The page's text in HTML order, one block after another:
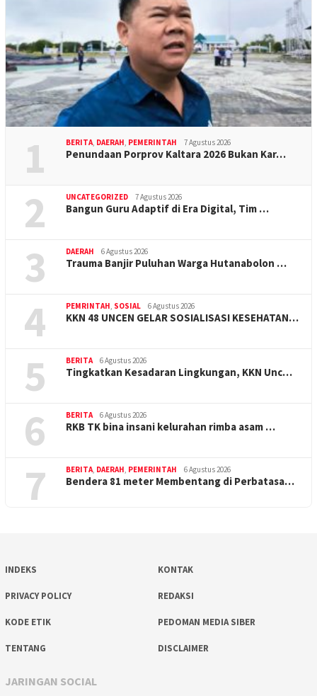
1 BERITA DAERAH PEMERINTAH 7 Agustus 2026
Penundaan Porprov Kaltara 2026 Bukan Kar…
2 UNCATEGORIZED 7 Agustus 2026
Bangun Guru Adaptif di Era Digital, Tim …
3 DAERAH 6 Agustus 2026
Trauma Banjir Puluhan Warga Hutanabolon …
4 PEMRINTAH SOSIAL 6 Agustus 2026
KKN 48 UNCEN GELAR SOSIALISASI KESEHATAN…
5 BERITA 6 Agustus 2026
Tingkatkan Kesadaran Lingkungan, KKN Unc…
6 BERITA 6 Agustus 2026
RKB TK bina insani kelurahan rimba asam …
7 BERITA DAERAH PEMERINTAH 6 Agustus 2026
Bendera 81 meter Membentang di Perbatasa…
INDEKS KONTAK
PRIVACY POLICY REDAKSI
KODE ETIK PEDOMAN MEDIA SIBER
TENTANG DISCLAIMER
JARINGAN SOCIAL